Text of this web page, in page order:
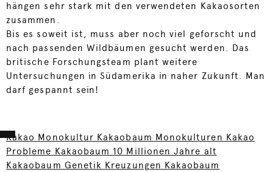
hängen sehr stark mit den verwendeten Kakaosorten
zusammen.
Bis es soweit ist, muss aber noch viel geforscht und
nach passenden Wildbäumen gesucht werden. Das
britische Forschungsteam plant weitere
Untersuchungen in Südamerika in naher Zukunft. Man
darf gespannt sein!
Kakao Monokultur Kakaobaum Monokulturen Kakao
Probleme Kakaobaum 10 Millionen Jahre alt
Kakaobaum Genetik Kreuzungen Kakaobaum